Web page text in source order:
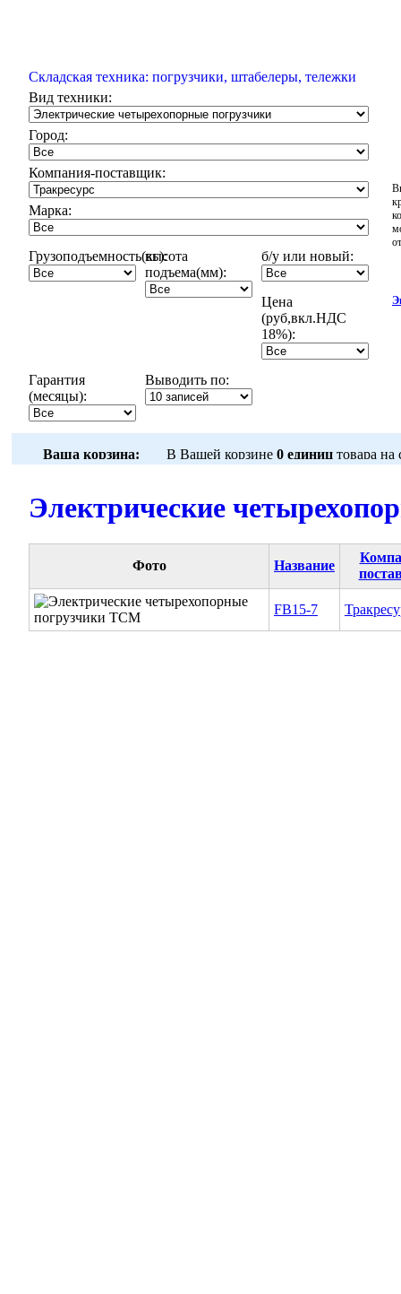
Складская техника: погрузчики, штабелеры, тележки
Вид техники:
Город:
Компания-поставщик:
Марка:
Грузоподъемность(кг):высота
подъема(мм):
б/у или новый:
Цена
(руб,вкл.НДС
18%):
Гарантия
(месяцы):
Выводить по:
Электрические
Фото Название
FB15-7